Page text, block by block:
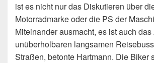
ist es nicht nur das Diskutieren über
Motorradmarke oder die PS der
Miteinander ausmacht, es ist auch
unüberholbaren langsamen
Straßen, betonte Hartmann. Die Biker